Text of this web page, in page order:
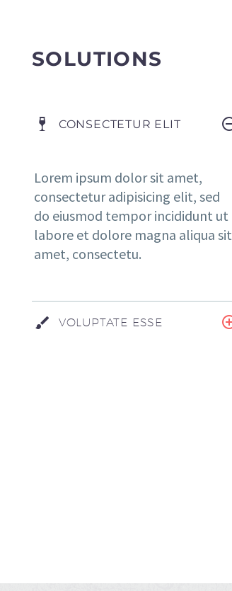
SOLUTIONS
CONSECTETUR ELIT
Lorem ipsum dolor sit amet,
consectetur adipisicing elit, sed
do eiusmod tempor incididunt ut
labore et dolore magna aliqua sit
amet, consectetu.
VOLUPTATE ESSE